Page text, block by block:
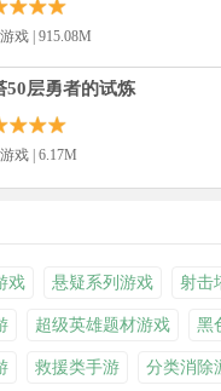
戏 | 915.08M
50层勇者的试炼
戏 | 6.17M
戏 悬疑系列游戏 射击
超级英雄题材游戏 黑
救援类手游 分类消除